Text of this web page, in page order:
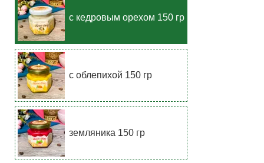
с кедровым орехом 150 гр
с облепихой 150 гр
земляника 150 гр